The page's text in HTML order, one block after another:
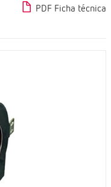
PDF Ficha técnica